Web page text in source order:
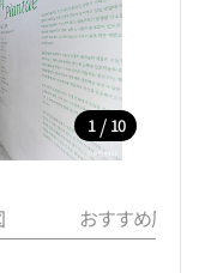
1 / 10
おすすめ周辺